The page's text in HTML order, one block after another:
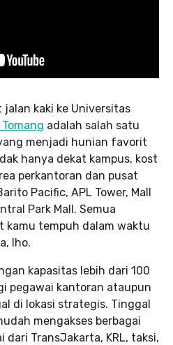
kaki ke Universitas
adalah salah satu
menjadi hunian favorit
hanya dekat kampus, kost
perkantoran dan pusat
Pacific, APL Tower, Mall
Park Mall. Semua
kamu tempuh dalam waktu
lho.
kapasitas lebih dari 100
pegawai kantoran ataupun
di lokasi strategis. Tinggal
mengakses berbagai
dari TransJakarta, KRL, taksi,